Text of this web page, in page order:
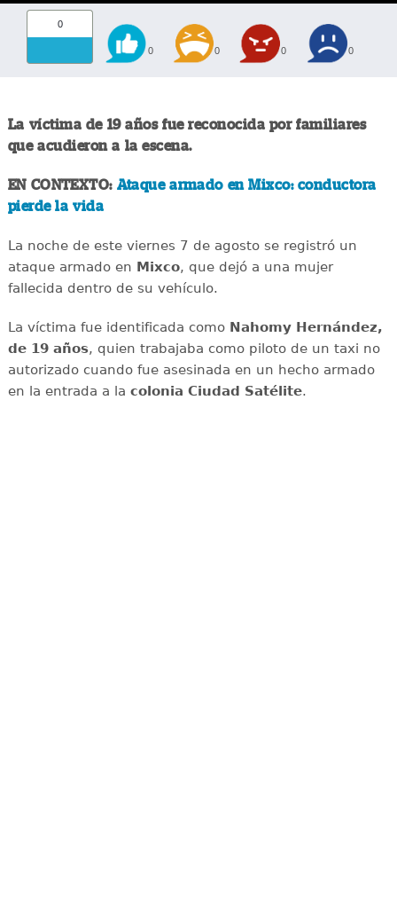
0
0 0 0 0
La víctima de 19 años fue reconocida por familiares
que acudieron a la escena.
EN CONTEXTO: Ataque armado en Mixco: conductora
pierde la vida
La noche de este viernes 7 de agosto se registró un
ataque armado en Mixco, que dejó a una mujer
fallecida dentro de su vehículo.
La víctima fue identificada como Nahomy Hernández,
de 19 años, quien trabajaba como piloto de un taxi no
autorizado cuando fue asesinada en un hecho armado
en la entrada a la colonia Ciudad Satélite.